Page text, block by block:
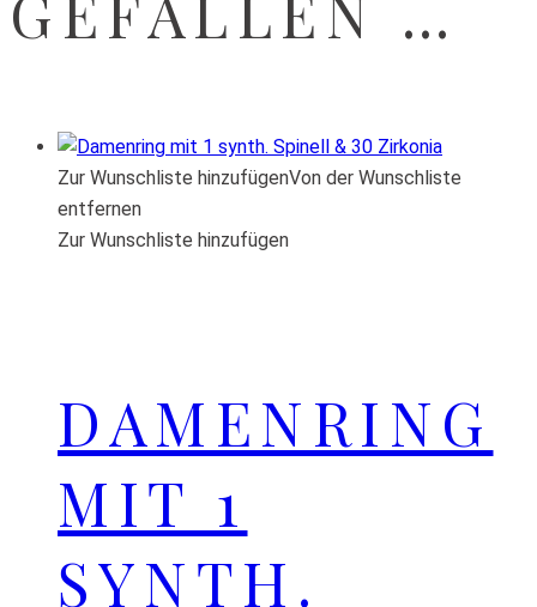
Zur Wunschliste hinzufügenVon der Wunschliste
entfernen
Zur Wunschliste hinzufügen
DAMENRING
MIT 1
SYNTH.